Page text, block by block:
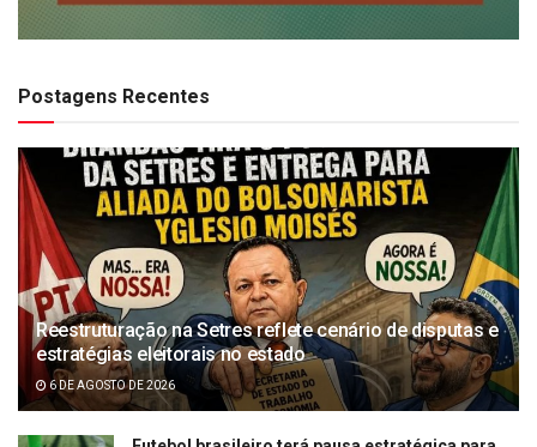
Postagens Recentes
Reestruturação na Setres reflete cenário de disputas e
estratégias eleitorais no estado
6 DE AGOSTO DE 2026